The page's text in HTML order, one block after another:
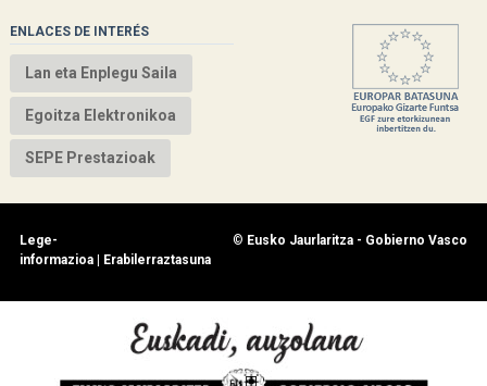
ENLACES DE INTERÉS
Lan eta Enplegu Saila
Egoitza Elektronikoa
SEPE Prestazioak
Lege-
informazioa | Erabilerraztasuna
© Eusko Jaurlaritza - Gobierno Vasco